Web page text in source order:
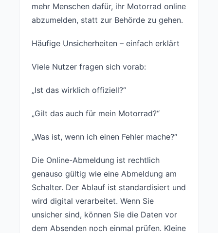
mehr Menschen dafür, ihr Motorrad online
abzumelden, statt zur Behörde zu gehen.
Häufige Unsicherheiten – einfach erklärt
Viele Nutzer fragen sich vorab:
„Ist das wirklich offiziell?“
„Gilt das auch für mein Motorrad?“
„Was ist, wenn ich einen Fehler mache?“
Die Online-Abmeldung ist rechtlich
genauso gültig wie eine Abmeldung am
Schalter. Der Ablauf ist standardisiert und
wird digital verarbeitet. Wenn Sie
unsicher sind, können Sie die Daten vor
dem Absenden noch einmal prüfen. Kleine